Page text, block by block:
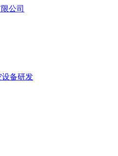
设备研发